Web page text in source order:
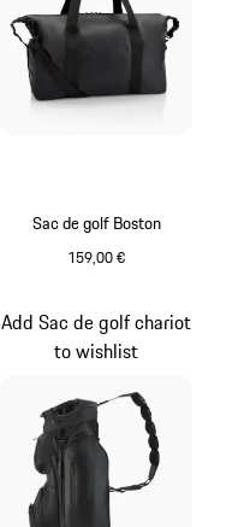
Sac de golf Boston
159,00 €
Add Sac de golf chariot
to wishlist